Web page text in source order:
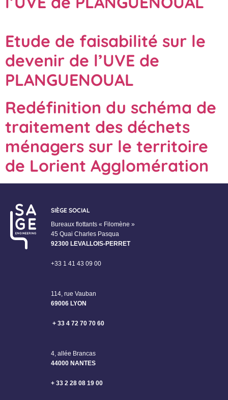
Etude de faisabilité sur le
devenir de l’UVE de
PLANGUENOUAL
Redéfinition du schéma de
traitement des déchets
ménagers sur le territoire
de Lorient Agglomération
SIÈGE SOCIAL
Bureaux flottants « Filomène »
45 Quai Charles Pasqua
92300 LEVALLOIS-PERRET
+33 1 41 43 09 00
114, rue Vauban
69006 LYON
+ 33 4 72 70 70 60
4, allée Brancas
44000 NANTES
+ 33 2 28 08 19 00